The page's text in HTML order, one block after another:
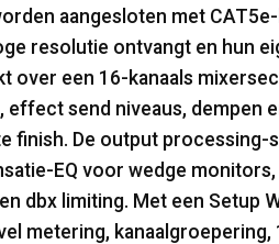
aangesloten met
resolutie ontvangt en hun
over een 16-kanaals
effect send niveaus, dempen
finish. De output processing-
EQ voor wedge
dbx limiting. Met een Setup
metering,